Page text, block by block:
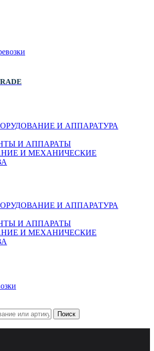
И АППАРАТУРА
И АППАРАТЫ
И МЕХАНИЧЕСКИЕ
И АППАРАТУРА
И АППАРАТЫ
И МЕХАНИЧЕСКИЕ
Поиск